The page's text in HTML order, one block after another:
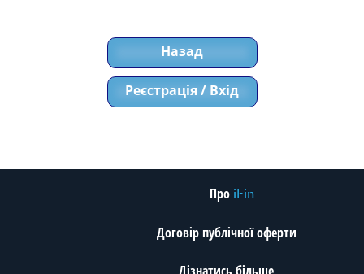
Назад
Реєстрація / Вхід
Про iFin
Договір публічної оферти